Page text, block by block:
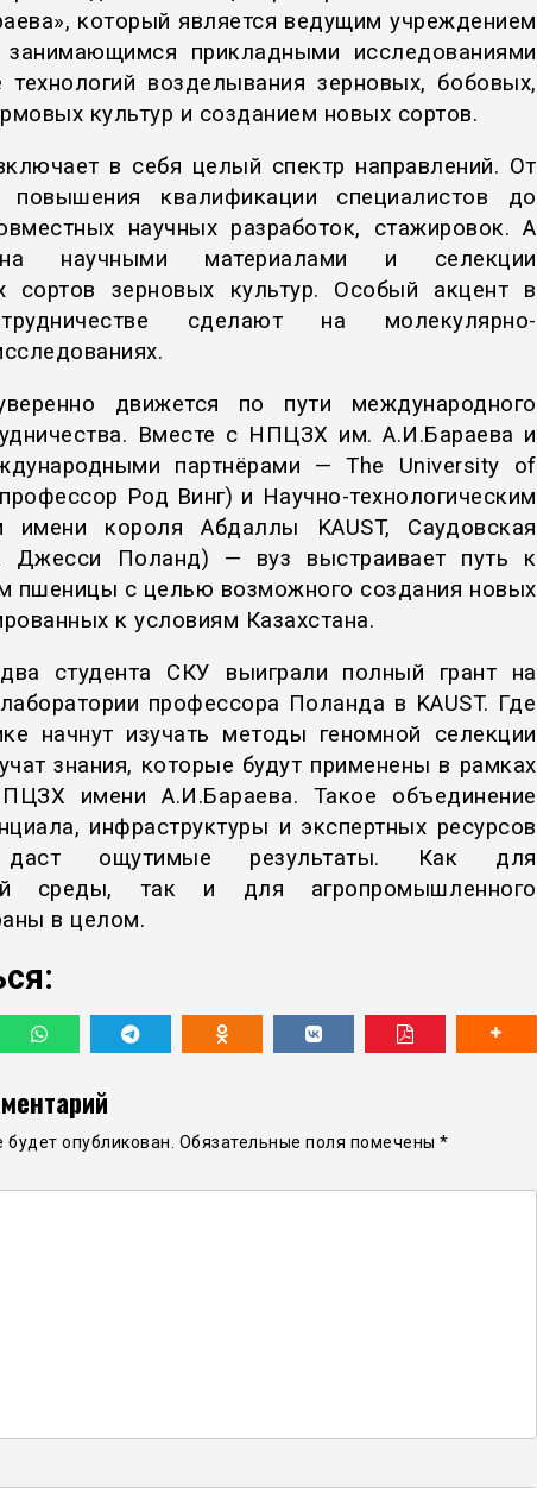
который является ведущим учреждением
занимающимся прикладными исследованиями
технологий возделывания зерновых, бобовых,
культур и созданием новых сортов.
в себя целый спектр направлений. От
повышения квалификации специалистов до
научных разработок, стажировок. А
научными материалами и селекции
сортов зерновых культур. Особый акцент в
сделают на молекулярно-
движется по пути международного
Вместе с НПЦЗХ им. А.И.Бараева и
партнёрами — The University of
Род Винг) и Научно-технологическим
имени короля Абдаллы KAUST, Саудовская
Джесси Поланд) — вуз выстраивает путь к
пшеницы с целью возможного создания новых
к условиям Казахстана.
студента СКУ выиграли полный грант на
профессора Поланда в KAUST. Где
начнут изучать методы геномной селекции
знания, которые будут применены в рамках
имени А.И.Бараева. Такое объединение
инфраструктуры и экспертных ресурсов
даст ощутимые результаты. Как для
среды, так и для агропромышленного
в целом.
опубликован. Обязательные поля помечены *